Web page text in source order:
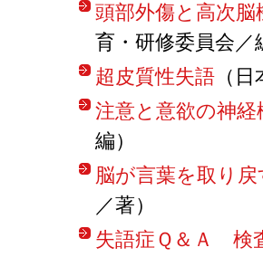
頭部外傷と高次脳
育・研修委員会／
超皮質性失語 （
注意と意欲の神経
編）
脳が言葉を取り
／著）
失語症Ｑ＆Ａ 検